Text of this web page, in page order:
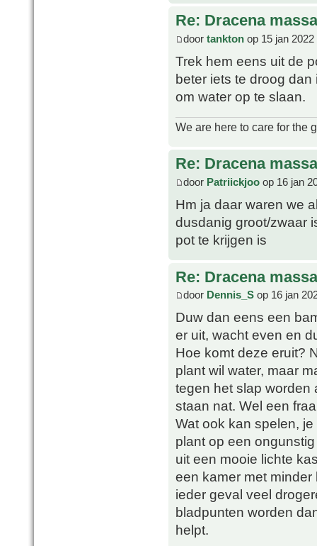
Re: Dracena
door tankton op 15 jan 2022
Trek hem eens uit de
beter iets te droog
om water op te slaan.
We are here to care for the
Re: Dracena
door Patriickjoo op 16 jan
Hm ja daar waren we
dusdanig groot/zwaar
pot te krijgen is
Re: Dracena
door Dennis_S op 16 jan
Duw dan eens een
er uit, wacht even en
Hoe komt deze eruit?
plant wil water, maar
tegen het slap worden
staan nat. Wel een
Wat ook kan spelen,
plant op een
uit een mooie lichte
een kamer met
ieder geval veel
bladpunten worden
helpt.